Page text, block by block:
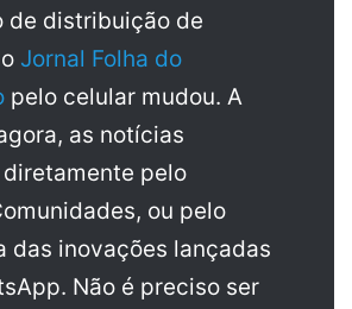
de distribuição de
Jornal Folha do
pelo celular mudou. A
as notícias
pelo
ou pelo
das inovações lançadas
Não é preciso ser